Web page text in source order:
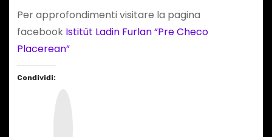
Per approfondimenti visitare la pagina
facebook Istitût Ladin Furlan “Pre Checo
Placerean”
Condividi: